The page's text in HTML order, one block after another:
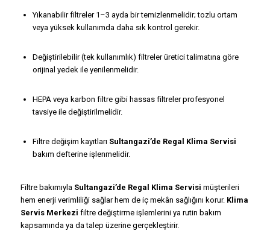
Yıkanabilir filtreler 1–3 ayda bir temizlenmelidir; tozlu ortam
veya yüksek kullanımda daha sık kontrol gerekir.
Değiştirilebilir (tek kullanımlık) filtreler üretici talimatına göre
orijinal yedek ile yenilenmelidir.
HEPA veya karbon filtre gibi hassas filtreler profesyonel
tavsiye ile değiştirilmelidir.
Filtre değişim kayıtları Sultangazi’de Regal Klima Servisi
bakım defterine işlenmelidir.
Filtre bakımıyla Sultangazi’de Regal Klima Servisi müşterileri
hem enerji verimliliği sağlar hem de iç mekân sağlığını korur. Klima
Servis Merkezi filtre değiştirme işlemlerini ya rutin bakım
kapsamında ya da talep üzerine gerçekleştirir.